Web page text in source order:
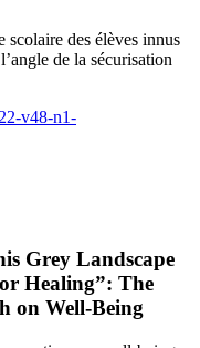
scolaire des élèves innus
de la sécurisation
v48-n1-
Grey Landscape
Healing”: The
on Well-Being